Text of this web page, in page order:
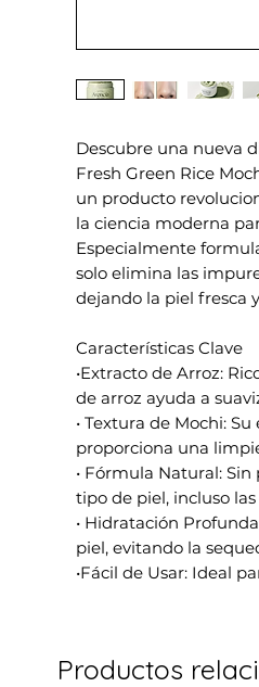
Descubre una nueva
Fresh Green Rice
un producto
la ciencia moderna
Especialmente
solo elimina las
dejando la piel fresca
Características Clave
•Extracto de Arroz:
de arroz ayuda a
• Textura de Mochi:
proporciona una
• Fórmula Natural:
tipo de piel, incluso
• Hidratación
piel, evitando la
•Fácil de Usar: Ideal
Productos